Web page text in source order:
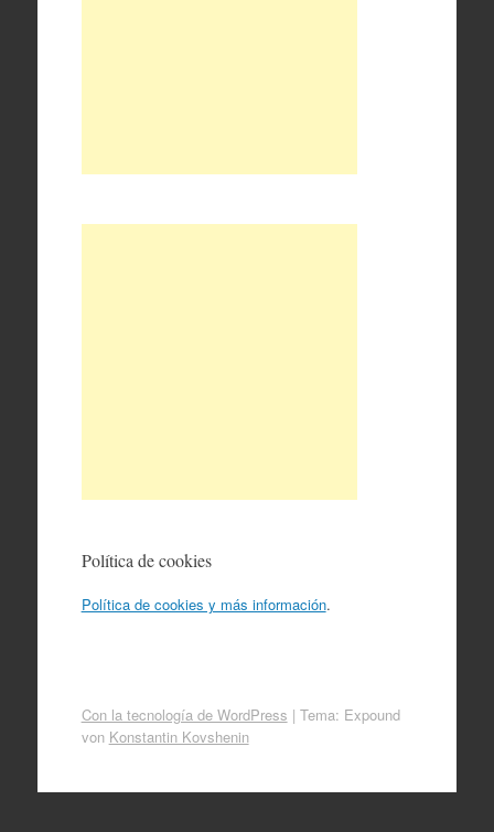
Política de cookies
Política de cookies y más información.
Con la tecnología de WordPress | Tema: Expound
von Konstantin Kovshenin